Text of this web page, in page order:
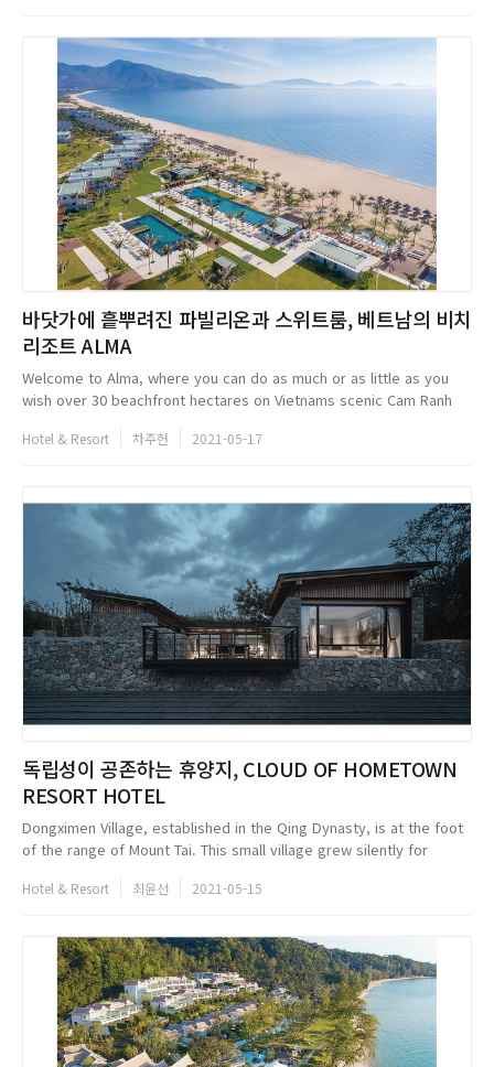
바닷가에 흩뿌려진 파빌리온과 스위트룸, 베트남의 비치
리조트 ALMA
Welcome to Alma, where you can do as much or as little as you
wish over 30 beachfront hectares on Vietnams scenic Cam Ranh
Soak in 12 ...
Hotel & Resort 차주헌 2021-05-17
독립성이 공존하는 휴양지, CLOUD OF HOMETOWN
RESORT HOTEL
Dongximen Village, established in the Qing Dynasty, is at the foot
of the range of Mount Tai. This small village grew silently for
declin...
Hotel & Resort 최윤선 2021-05-15